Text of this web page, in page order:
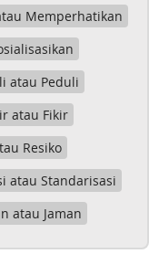
Memperhatikan
atau Peduli
atau Fikir
Resiko
atau Standarisasi
atau Jaman